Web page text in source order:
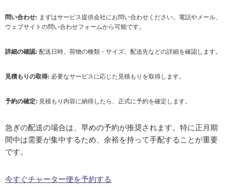
問い合わせ: まずはサービス提供会社にお問い合わせください。電話やメール、
ウェブサイトの問い合わせフォームから可能です。
詳細の確認: 配送日時、荷物の種類・サイズ、配送先などの詳細を確認します。
見積もりの取得: 必要なサービスに応じた見積もりを取得します。
予約の確定: 見積もり内容に納得したら、正式に予約を確定します。
急ぎの配送の場合は、早めの予約が推奨されます。特に正月期
間中は需要が集中するため、余裕を持って手配することが重要
です。
今すぐチャーター便を予約する